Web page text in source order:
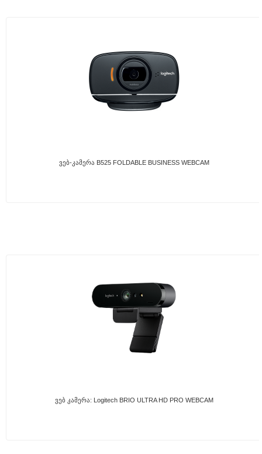
Ვებ-Კამერა B525 FOLDABLE BUSINESS WEBCAM
Ვებ Კამერა: Logitech BRIO ULTRA HD PRO WEBCAM